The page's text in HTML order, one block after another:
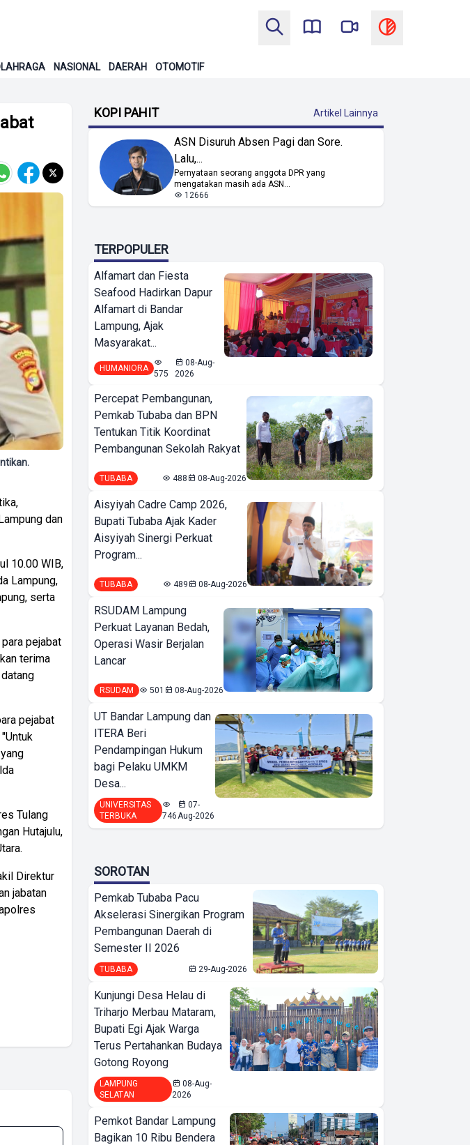
NASIONAL DAERAH OTOMOTIF
dan
10.00 WIB,
Lampung,
serta
pejabat
terima
pejabat
Tulang
Hutajulu,
Direktur
jabatan
KOPI PAHIT Artikel Lainnya
ASN Disuruh Absen Pagi dan Sore.
Lalu,...
Pernyataan seorang anggota DPR yang
mengatakan masih ada ASN...
12666
TERPOPULER
Alfamart dan Fiesta
Seafood Hadirkan Dapur
Alfamart di Bandar
Lampung, Ajak
Masyarakat...
HUMANIORA
575
08-Aug-
2026
Percepat Pembangunan,
Pemkab Tubaba dan BPN
Tentukan Titik Koordinat
Pembangunan Sekolah Rakyat
TUBABA 488 08-Aug-2026
Aisyiyah Cadre Camp 2026,
Bupati Tubaba Ajak Kader
Aisyiyah Sinergi Perkuat
Program...
TUBABA 489 08-Aug-2026
RSUDAM Lampung
Perkuat Layanan Bedah,
Operasi Wasir Berjalan
Lancar
RSUDAM 501 08-Aug-2026
UT Bandar Lampung dan
ITERA Beri
Pendampingan Hukum
bagi Pelaku UMKM
Desa...
UNIVERSITAS
TERBUKA
746
07-
Aug-2026
SOROTAN
Pemkab Tubaba Pacu
Akselerasi Sinergikan Program
Pembangunan Daerah di
Semester II 2026
TUBABA 29-Aug-2026
Kunjungi Desa Helau di
Triharjo Merbau Mataram,
Bupati Egi Ajak Warga
Terus Pertahankan Budaya
Gotong Royong
LAMPUNG
SELATAN
08-Aug-
2026
Pemkot Bandar Lampung
Bagikan 10 Ribu Bendera